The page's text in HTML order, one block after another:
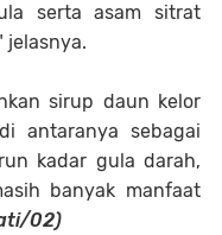
serta asam sitrat
jelasnya.
sirup daun kelor
antaranya sebagai
kadar gula darah,
banyak manfaat
02)